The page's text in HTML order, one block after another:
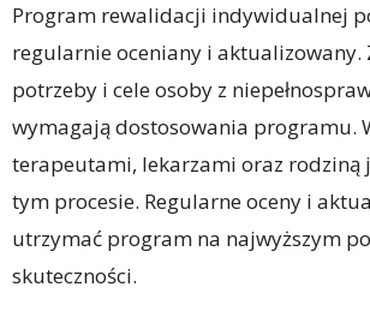
Program rewalidacji indywidualnej
regularnie oceniany i aktualizowany.
potrzeby i cele osoby z
wymagają dostosowania programu.
terapeutami, lekarzami oraz rodziną
tym procesie. Regularne oceny i
utrzymać program na najwyższym
skuteczności.